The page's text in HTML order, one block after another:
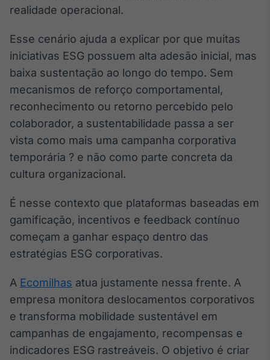
realidade operacional.
Esse cenário ajuda a explicar por que muitas
iniciativas ESG possuem alta adesão inicial, mas
baixa sustentação ao longo do tempo. Sem
mecanismos de reforço comportamental,
reconhecimento ou retorno percebido pelo
colaborador, a sustentabilidade passa a ser
vista como mais uma campanha corporativa
temporária ? e não como parte concreta da
cultura organizacional.
É nesse contexto que plataformas baseadas em
gamificação, incentivos e feedback contínuo
começam a ganhar espaço dentro das
estratégias ESG corporativas.
A Ecomilhas atua justamente nessa frente. A
empresa monitora deslocamentos corporativos
e transforma mobilidade sustentável em
campanhas de engajamento, recompensas e
indicadores ESG rastreáveis. O objetivo é criar